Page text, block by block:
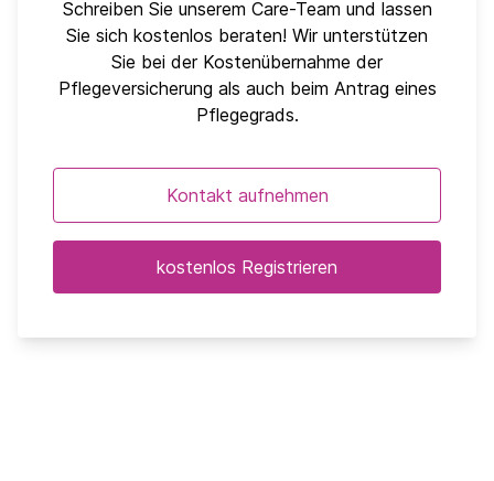
Schreiben Sie unserem Care-Team und lassen
Sie sich kostenlos beraten! Wir unterstützen
Sie bei der Kostenübernahme der
Pflegeversicherung als auch beim Antrag eines
Pflegegrads.
Kontakt aufnehmen
kostenlos Registrieren